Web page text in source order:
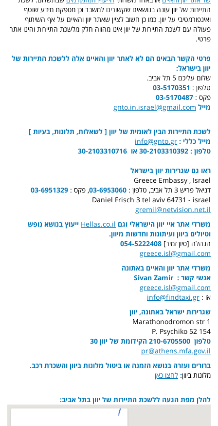
התיירות של יוון עונה בנושאים שקשורים למשבר וכן מספקת מידע שוטף
ואינפורמטיבי על יוון. כמו כן חשוב לציין שאתר יוון והאיים על אף השיתוף
פעולה עם לשכת התיירות של יוון אינו מהווה חלק מלשכת התיירות והינו אתר
פרטי.
פרטי הקשר הבאים הם לא לאתר יוון והאיים אלה ללשכת התיירות של
יוון בישראל:
שלום עליכם 5 תל אביב.
טלפון :
פקס : 03-5170487
מייל gnto.in.israel@gmail.com
לשכת התיירות הבין לאומית של יוון [ לשאלות, תלונות, בעיות ]
מייל כללי : info@gnto.gr
טלפון : 30-2103310392 או 30-2103310716
ראו גם שגרירות יוון בישראל
Greece Embassy , Israel
דניאל פריש 3 תל אביב, טלפון :
03-6953060, פקס : 03-6951329
Daniel Frisch 3 tel aviv 64731 - israel
gremil@netvision.net.il
משרדי אתר איי יוון הישראלי וגם Hellas.co.il ייעוץ בנושא נופש
וטיולים ביוון ועיתונות וחדשות מיוון.
הנהלה [סיון זמיר] 054-5222408
greece.isl@gmail.com
משרדי אתר יוון והאיים באתונה
אנשי קשר : Sivan Zamir
greece.isl@gmail.com
או : info@findtaxi.gr
שגרירות ישראל באתונה, יוון
1 Marathonodromon str
154 52 P. Psychiko
טלפון
pr@athens.mfa.gov.il
ברורים ועזרה בנושא הזמנה או ביטול מלונות ביוון והשכרת רכב.
מלונות ביוון: לחצו כאן
להלן מפת הגעה ללשכת התיירות של יוון בתל אביב: